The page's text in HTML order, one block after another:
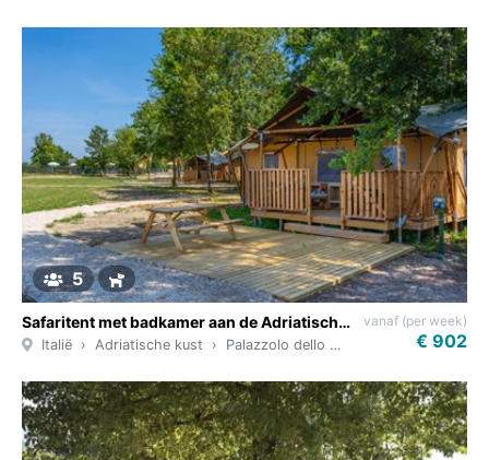
5
Safaritent met badkamer aan de Adriatische Kust
Italië Adriatische kust Palazzolo dello stella
vanaf (per week)
€ 902